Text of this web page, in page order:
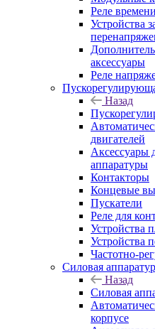
Реле времени
Устройства
аксессуары
Реле
Назад
двигателей
Аксессуары
аппаратуры
Контакторы
Концевые
Пускатели
Реле для
Устройства
Устройства
Частотно-
Силовая
Назад
Силовая
корпусе